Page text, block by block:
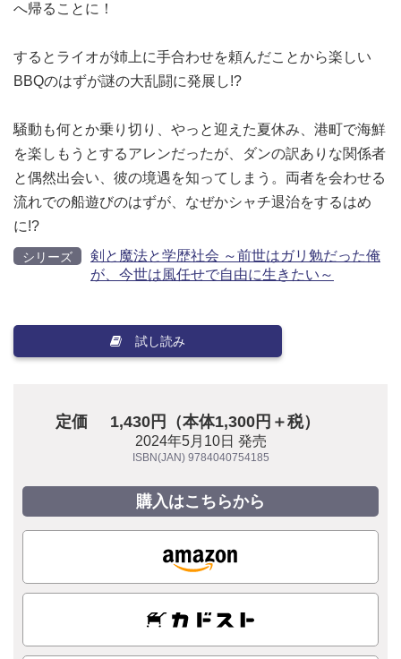
へ帰ることに！
するとライオが姉上に手合わせを頼んだことから楽しい
BBQのはずが謎の大乱闘に発展し!?
騒動も何とか乗り切り、やっと迎えた夏休み、港町で海鮮
を楽しもうとするアレンだったが、ダンの訳ありな関係者
と偶然出会い、彼の境遇を知ってしまう。両者を会わせる
流れでの船遊びのはずが、なぜかシャチ退治をするはめ
に!?
シリーズ
剣と魔法と学歴社会 ～前世はガリ勉だった俺
が、今世は風任せで自由に生きたい～
試し読み
定価 1,430円（本体1,300円＋税）
2024年5月10日 発売
ISBN(JAN) 9784040754185
購入はこちらから